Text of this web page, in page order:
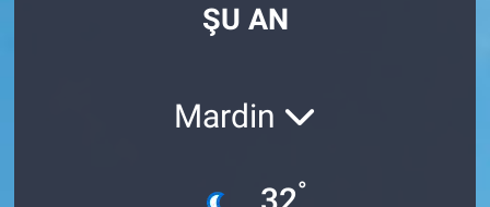
ŞU AN
Mardin
°